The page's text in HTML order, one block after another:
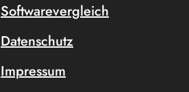
Softwarevergleich
Datenschutz
Impressum